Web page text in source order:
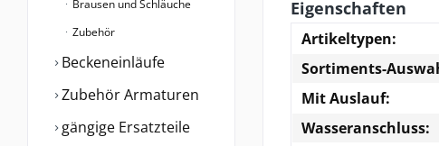
Brausen und Schläuche
Zubehör
Beckeneinläufe
Zubehör Armaturen
gängige Ersatzteile
Eigenschaften
Artikeltypen:
Sortiments-
Mit Auslauf:
Wasseranschluss: